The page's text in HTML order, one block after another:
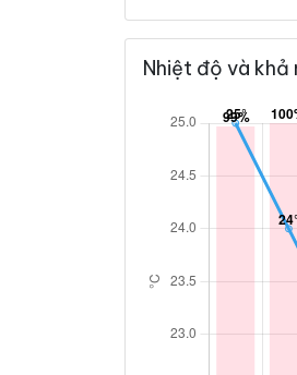
Nhiệt độ và khả